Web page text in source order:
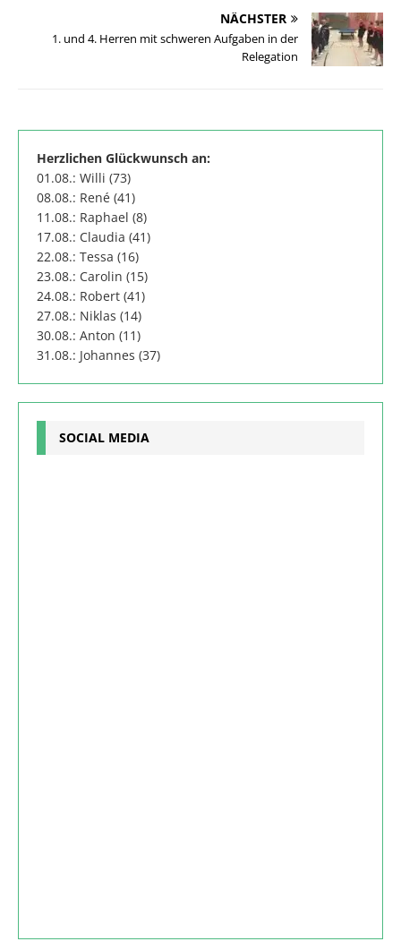
NÄCHSTER
1. und 4. Herren mit schweren Aufgaben in der
Relegation
Herzlichen Glückwunsch an:
01.08.: Willi (73)
08.08.: René (41)
11.08.: Raphael (8)
17.08.: Claudia (41)
22.08.: Tessa (16)
23.08.: Carolin (15)
24.08.: Robert (41)
27.08.: Niklas (14)
30.08.: Anton (11)
31.08.: Johannes (37)
SOCIAL MEDIA